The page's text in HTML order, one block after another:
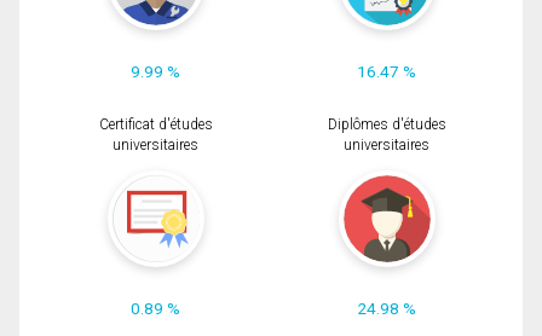
9.99 % 16.47 %
Certificat d'études
universitaires
0.89 %
Diplômes d'études
universitaires
24.98 %